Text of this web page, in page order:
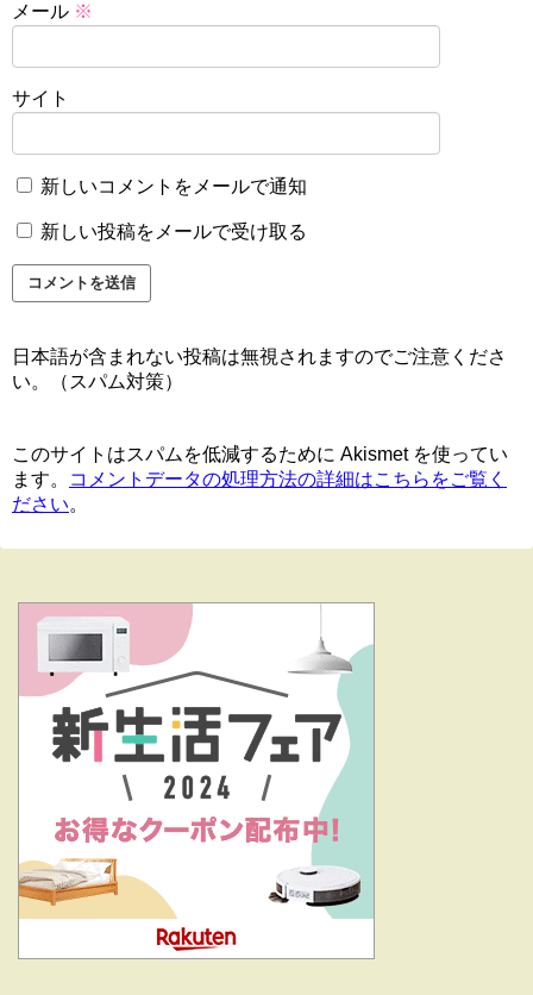
メール ※
サイト
新しいコメントをメールで通知
新しい投稿をメールで受け取る
日本語が含まれない投稿は無視されますのでご注意くださ
い。（スパム対策）
このサイトはスパムを低減するために Akismet を使ってい
ます。
コメントデータの処理方法の詳細はこちらをご覧く
ださい。